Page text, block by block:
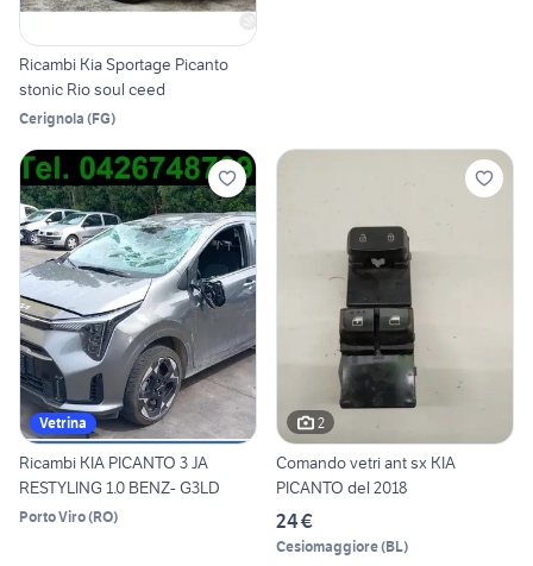
Ricambi Kia Sportage Picanto
stonic Rio soul ceed
Cerignola (FG)
Vetrina
Ricambi KIA PICANTO 3 JA
RESTYLING 1.0 BENZ- G3LD
Porto Viro(RO)
2
Comando vetri ant sx KIA
PICANTO del 2018
24 €
Cesiomaggiore(BL)